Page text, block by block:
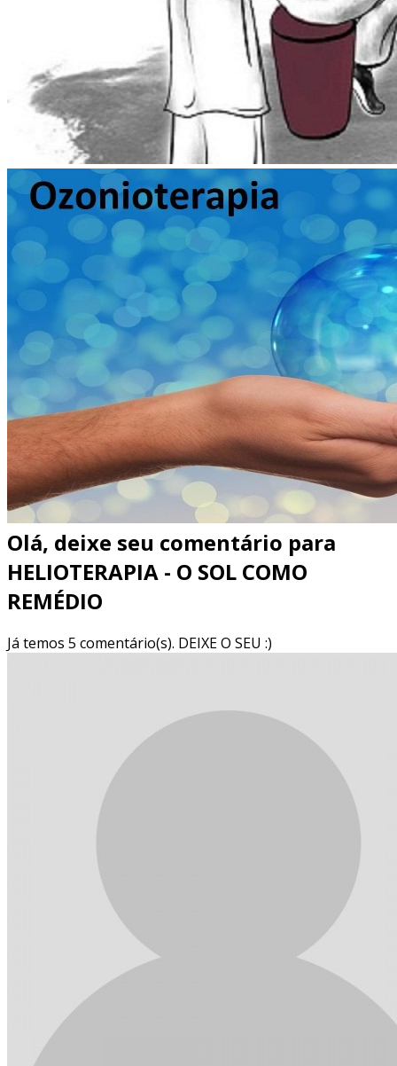
Olá, deixe seu comentário para
HELIOTERAPIA - O SOL COMO
REMÉDIO
Já temos 5 comentário(s). DEIXE O SEU :)